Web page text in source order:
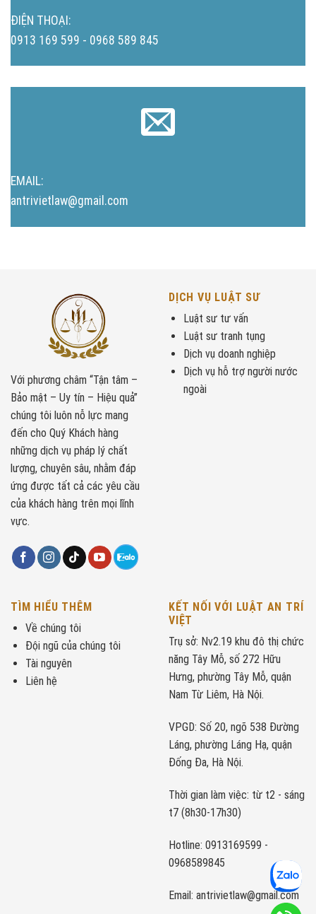
ĐIỆN THOẠI:
0913 169 599 - 0968 589 845
EMAIL:
antrivietlaw@gmail.com
Với phương châm “Tận tâm –
Bảo mật – Uy tín – Hiệu quả”
chúng tôi luôn nỗ lực mang
đến cho Quý Khách hàng
những dịch vụ pháp lý chất
lượng, chuyên sâu, nhằm đáp
ứng được tất cả các yêu cầu
của khách hàng trên mọi lĩnh
vực.
DỊCH VỤ LUẬT SƯ
Luật sư tư vấn
Luật sư tranh tụng
Dịch vụ doanh nghiệp
Dịch vụ hỗ trợ người nước
ngoài
TÌM HIỂU THÊM
Về chúng tôi
Đội ngũ của chúng tôi
Tài nguyên
Liên hệ
KẾT NỐI VỚI LUẬT AN TRÍ
VIỆT
Trụ sở: Nv2.19 khu đô thị chức
năng Tây Mỗ, số 272 Hữu
Hưng, phường Tây Mỗ, quận
Nam Từ Liêm, Hà Nội.
VPGD: Số 20, ngõ 538 Đường
Láng, phường Láng Hạ, quận
Đống Đa, Hà Nội.
Thời gian làm việc: từ t2 - sáng
t7 (8h30-17h30)
Hotline: 0913169599 -
0968589845
Email: antrivietlaw@gmail.com